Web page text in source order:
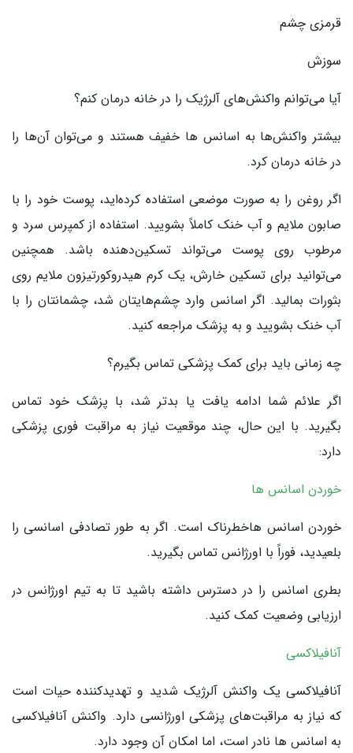
قرمزی چشم
سوزش
آیا می‌توانم واکنش‌های آلرژیک را در خانه درمان کنم؟
بیشتر واکنش‌ها به اسانس ها خفیف هستند و می‌توان آن‌ها را
در خانه درمان کرد.
اگر روغن را به صورت موضعی استفاده کرده‌اید، پوست خود را با
صابون ملایم و آب خنک کاملاً بشویید. استفاده از کمپرس سرد و
مرطوب روی پوست می‌تواند تسکین‌دهنده باشد. همچنین
می‌توانید برای تسکین خارش، یک کرم هیدروکورتیزون ملایم روی
بثورات بمالید. اگر اسانس وارد چشم‌هایتان شد، چشمانتان را با
آب خنک بشویید و به پزشک مراجعه کنید.
چه زمانی باید برای کمک پزشکی تماس بگیرم؟
اگر علائم شما ادامه یافت یا بدتر شد، با پزشک خود تماس
بگیرید. با این حال، چند موقعیت نیاز به مراقبت فوری پزشکی
دارد:
خوردن اسانس ها
خوردن اسانس هاخطرناک است. اگر به طور تصادفی اسانسی را
بلعیدید، فوراً با اورژانس تماس بگیرید.
بطری اسانس را در دسترس داشته باشید تا به تیم اورژانس در
ارزیابی وضعیت کمک کنید.
آنافیلاکسی
آنافیلاکسی یک واکنش آلرژیک شدید و تهدیدکننده حیات است
که نیاز به مراقبت‌های پزشکی اورژانسی دارد. واکنش آنافیلاکسی
به اسانس ها نادر است، اما امکان آن وجود دارد.